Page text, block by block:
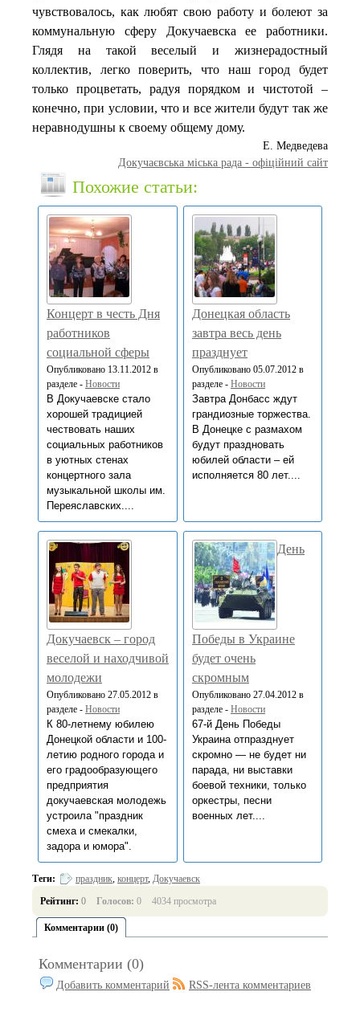
чувствовалось, как любят свою работу и болеют за
коммунальную сферу Докучаевска ее работники.
Глядя на такой веселый и жизнерадостный
коллектив, легко поверить, что наш город будет
только процветать, радуя порядком и чистотой –
конечно, при условии, что и все жители будут так же
неравнодушны к своему общему дому.
Е. Медведева
Докучаєвська мiська рада - офіційний сайт
Похожие статьи:
Концерт в честь Дня
работников
социальной сферы
Опубликовано 13.11.2012 в
разделе - Новости
В Докучаевске стало
хорошей традицией
чествовать наших
социальных работников
в уютных стенах
концертного зала
музыкальной школы им.
Переяславских....
Донецкая область
завтра весь день
празднует
Опубликовано 05.07.2012 в
разделе - Новости
Завтра Донбасс ждут
грандиозные торжества.
В Донецке с размахом
будут праздновать
юбилей области – ей
исполняется 80 лет....
Докучаевск – город
веселой и находчивой
молодежи
Опубликовано 27.05.2012 в
разделе - Новости
К 80-летнему юбилею
Донецкой области и 100-
летию родного города и
его градообразующего
предприятия
докучаевская молодежь
устроила "праздник
смеха и смекалки,
задора и юмора".
День
Победы в Украине
будет очень
скромным
Опубликовано 27.04.2012 в
разделе - Новости
67-й День Победы
Украина отпразднует
скромно — не будет ни
парада, ни выставки
боевой техники, только
оркестры, песни
военных лет....
Теги: праздник, концерт, Докучаевск
Рейтинг: 0 Голосов: 0 4034 просмотра
Комментарии (0)
Комментарии (0)
Добавить комментарий RSS-лента комментариев